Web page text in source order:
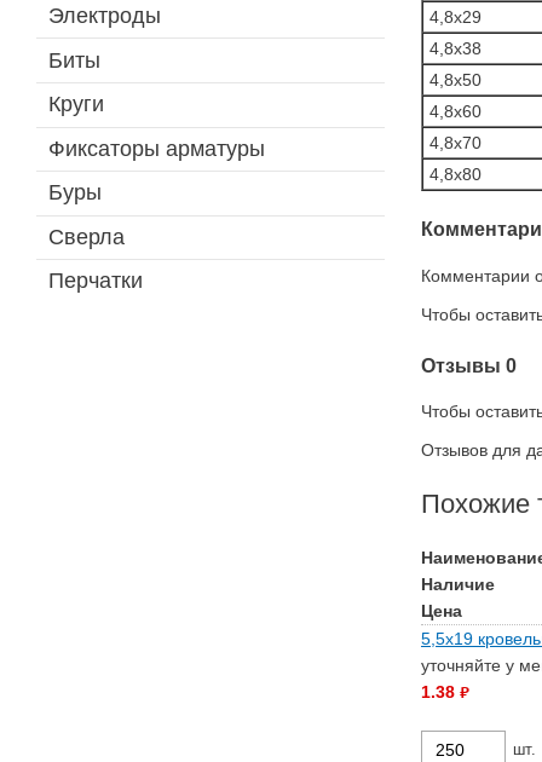
Электроды
Биты
Круги
Фиксаторы арматуры
Буры
Сверла
Перчатки
4,8х29
4,8х38
4,8х50
4,8х60
4,8х70
4,8х80
Комментарии
Чтобы
Отзывы 0
Чтобы
Отзывов для
Похожие
Наличие
Цена
5,5х19
уточняйте у
1.38 руб.
шт.